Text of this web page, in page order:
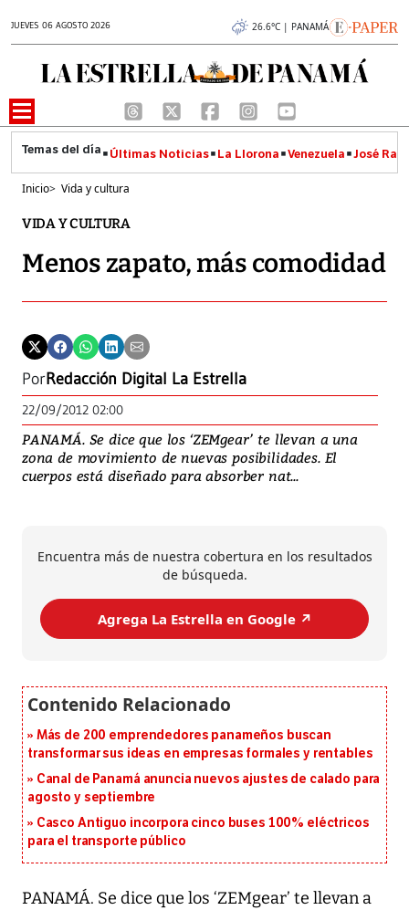
JUEVES 06 AGOSTO 2026 26.6°C | PANAMÁ
Últimas Noticias La Llorona Venezuela José
Inicio> Vida y cultura
VIDA Y CULTURA
Menos zapato, más comodidad
PorRedacción Digital La Estrella
22/09/2012 02:00
PANAMÁ. Se dice que los ‘ZEMgear’ te llevan a una
zona de movimiento de nuevas posibilidades. El
cuerpos está diseñado para absorber nat...
Encuentra más de nuestra cobertura en los resultados
de búsqueda.
Agrega La Estrella en Google ↗️
Más de 200 emprendedores panameños buscan
transformar sus ideas en empresas formales y rentables
Canal de Panamá anuncia nuevos ajustes de calado para
agosto y septiembre
Casco Antiguo incorpora cinco buses 100% eléctricos
para el transporte público
PANAMÁ. Se dice que los ‘ZEMgear’ te llevan a